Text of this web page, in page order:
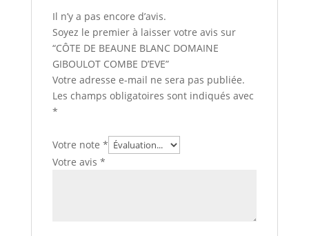
Il n’y a pas encore d’avis.
Soyez le premier à laisser votre avis sur
“CÔTE DE BEAUNE BLANC DOMAINE
GIBOULOT COMBE D’EVE”
Votre adresse e-mail ne sera pas publiée.
Les champs obligatoires sont indiqués avec
*
Votre note *
Votre avis *